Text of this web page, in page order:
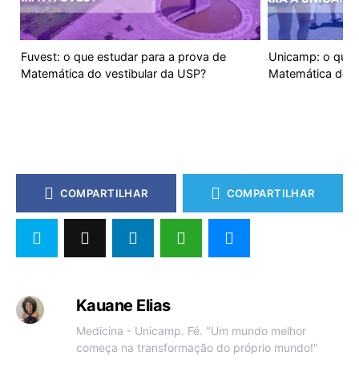
Fuvest: o que estudar para a prova de
Matemática do vestibular da USP?
Unicamp: o que
Matemática do
COMPARTILHAR COMPARTILHAR
Kauane Elias
Medicina - Unicamp. Fé. "Um mundo melhor
começa na transformação do próprio mundo!"